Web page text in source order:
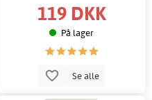
119 DKK
På lager
Se alle